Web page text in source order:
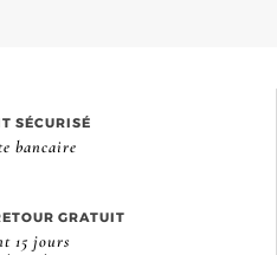
SÉCURISÉ
bancaire
GRATUIT
15 jours